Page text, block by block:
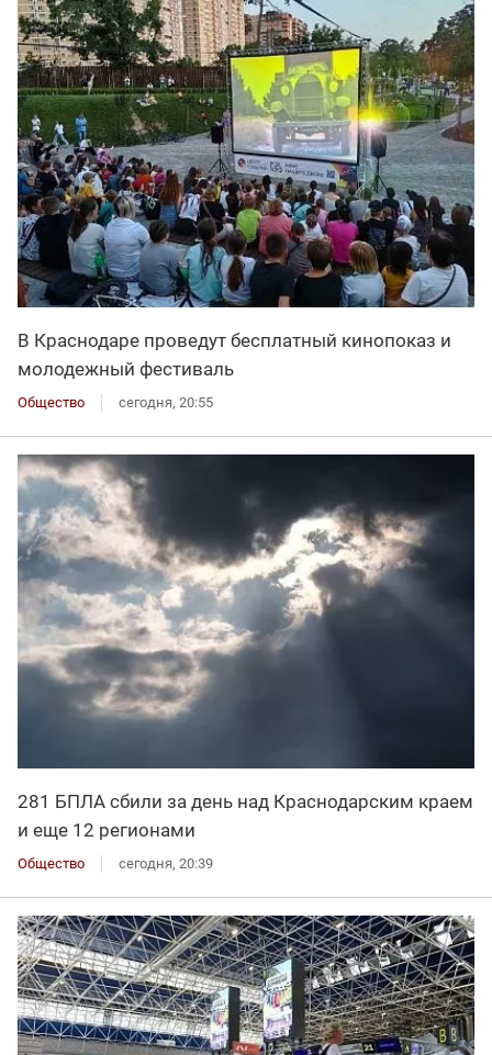
В Краснодаре проведут бесплатный кинопоказ и
молодежный фестиваль
Общество сегодня, 20:55
281 БПЛА сбили за день над Краснодарским краем
и еще 12 регионами
Общество сегодня, 20:39